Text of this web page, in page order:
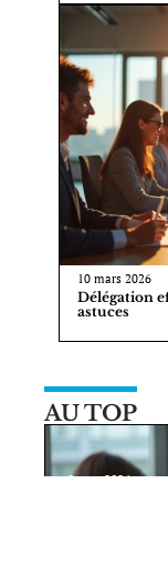
10 mars 2026
Délégation
astuces
AU TOP
8 juin 2026